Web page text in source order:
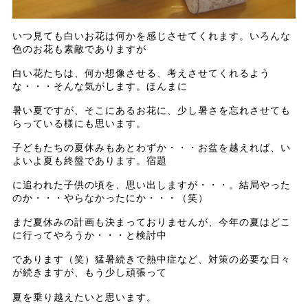
いつ見ても白いお花は何かを感じさせてくれます。いろんな
色のお花も素敵でありますが
白い花たちは、何か想像させる、考えさせてくれるよう
な・・・そんな気がします。ほんまに
暑い夏ですが、そこにあるお花に、少し暑さを忘れさせても
らっている様にも思います。
子どもたちの夏休みもあとわずか・・・お盆を越えれば、い
よいよ夏も終盤であります。宿題
に追われた子供の頃を、思い出しますが・・・。結局やった
のか・・・やらなかったにか・・・（笑）
まだ夏休みの計画も決まっておりませんが、今年の夏はどこ
に行ってやろうか・・・と検討中
であります（笑）猛暑続きで熱中症など、対策の必要な日々
が続きますが、もう少し頑張って
夏を乗り越えたいと思います。